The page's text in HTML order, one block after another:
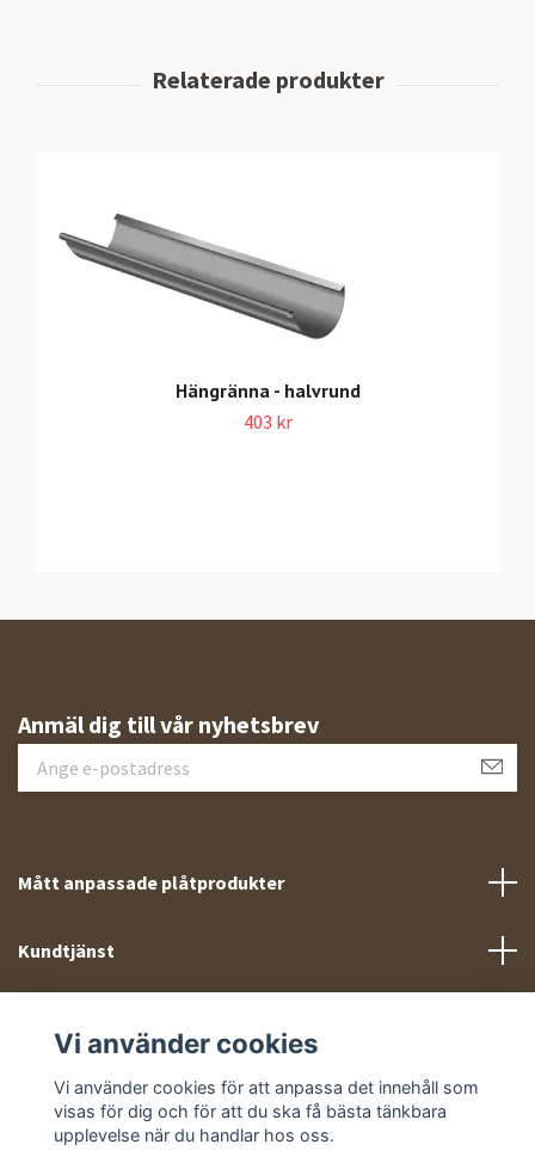
Hängränna - halvrund
403 kr
Anmäl dig till vår nyhetsbrev
Mått anpassade plåtprodukter
Kundtjänst
Sociala medier
Vi använder cookies
Vi använder cookies för att anpassa det innehåll som
visas för dig och för att du ska få bästa tänkbara
upplevelse när du handlar hos oss.